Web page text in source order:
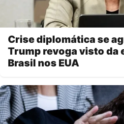
Crise diplomática se
Trump revoga visto da
Brasil nos EUA